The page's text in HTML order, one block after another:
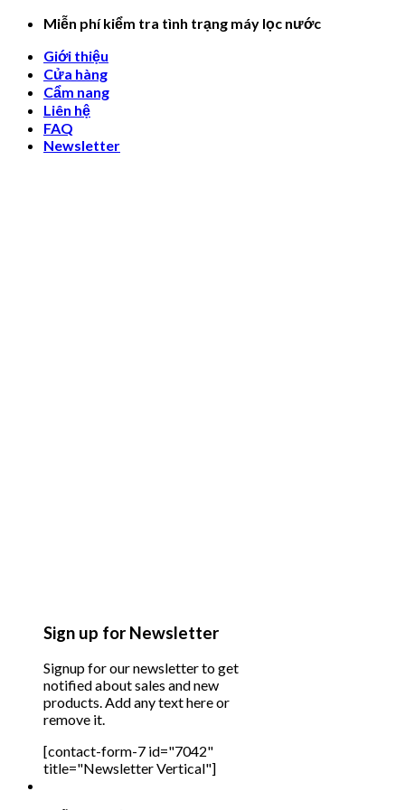
Skip
content
Miễn phí kiểm tra tình trạng máy lọc nước
Giới thiệu
Cửa hàng
Cẩm nang
Liên hệ
FAQ
Newsletter
Sign up for Newsletter
Signup for our newsletter to get
notified about sales and new
products. Add any text here or
remove it.
[contact-form-7 id="7042"
title="Newsletter Vertical"]